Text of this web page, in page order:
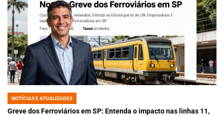
POSTED
IN
NOTÍCIAS E ATUALIZADES
Greve dos Ferroviários em SP: Entenda o impacto nas linhas 11,